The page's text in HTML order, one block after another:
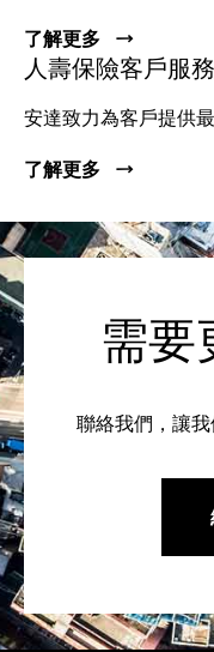
了解更多
人壽保險客戶服務
安達致力為客戶提供最
了解更多
需要
聯絡我們，讓我